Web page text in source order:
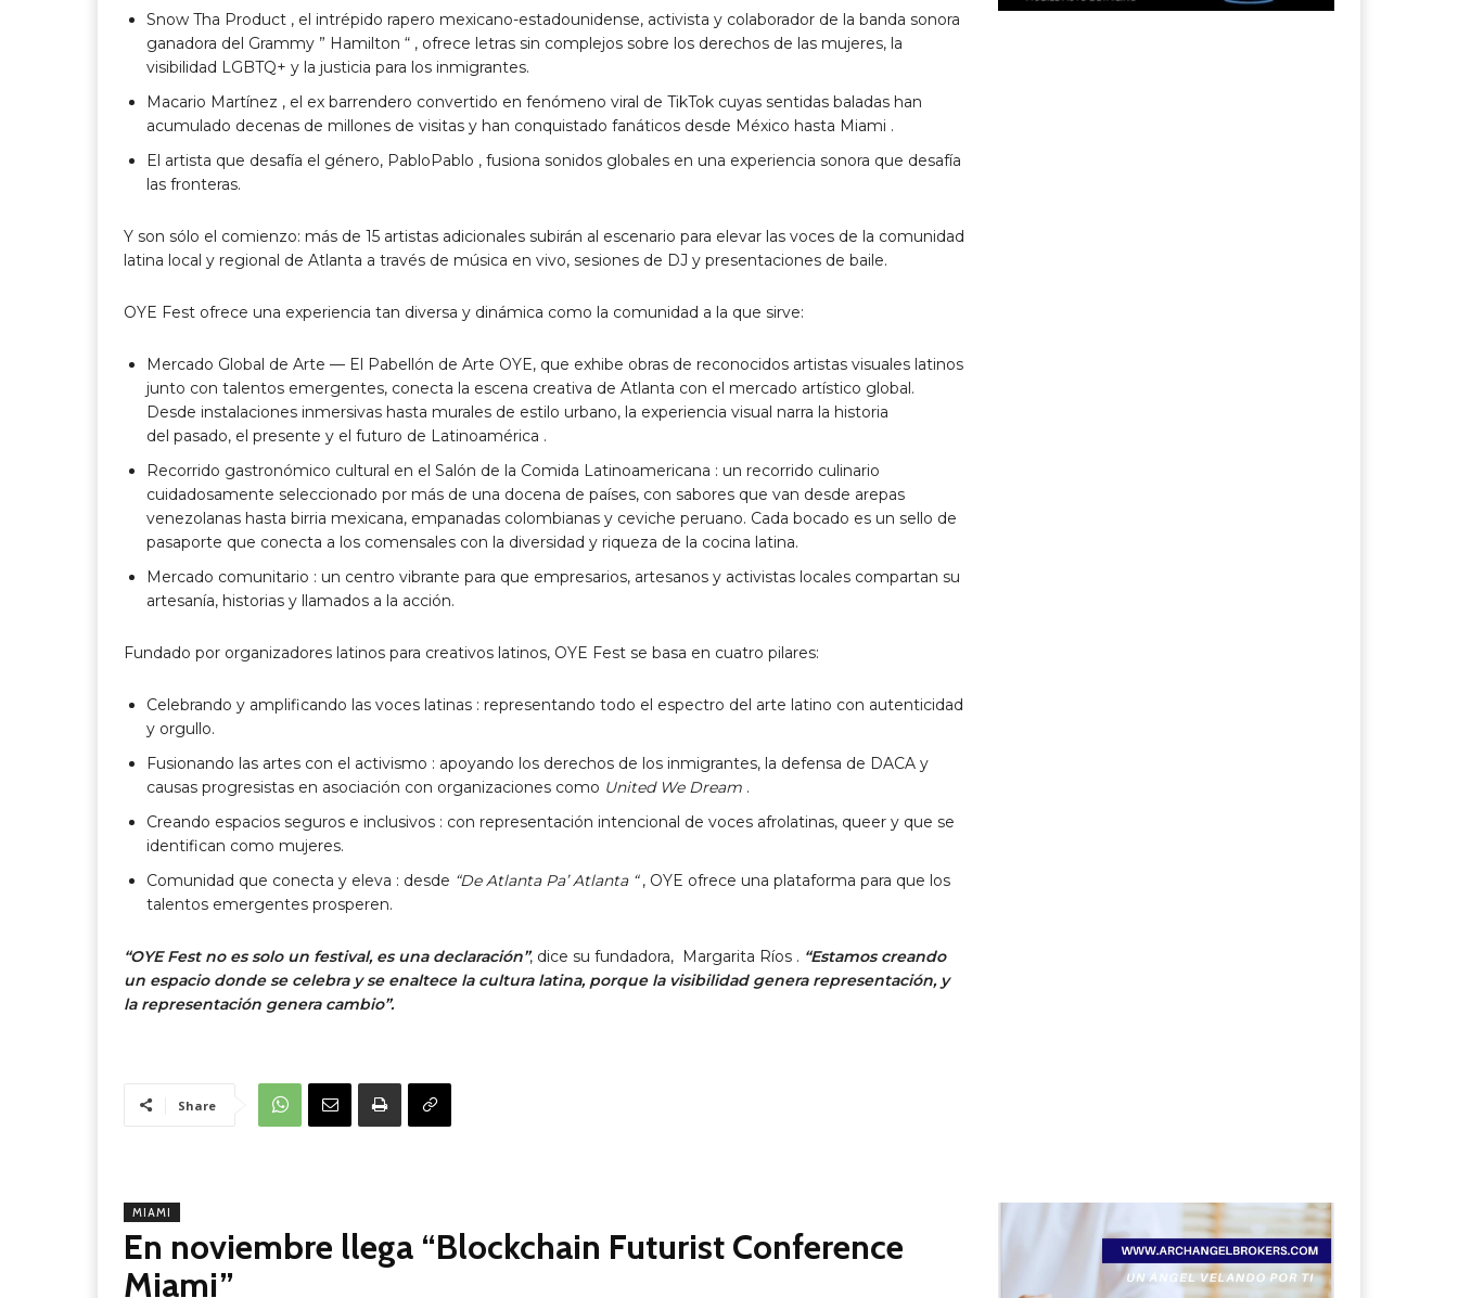
Snow Tha Product , el intrépido rapero mexicano-estadounidense, activista y colaborador de la banda sonora
ganadora del Grammy ” Hamilton “ , ofrece letras sin complejos sobre los derechos de las mujeres, la
visibilidad LGBTQ+ y la justicia para los inmigrantes.
Macario Martínez , el ex barrendero convertido en fenómeno viral de TikTok cuyas sentidas baladas han
acumulado decenas de millones de visitas y han conquistado fanáticos desde México hasta Miami .
El artista que desafía el género, PabloPablo , fusiona sonidos globales en una experiencia sonora que desafía
las fronteras.
Y son sólo el comienzo: más de 15 artistas adicionales subirán al escenario para elevar las voces de la comunidad
latina local y regional de Atlanta a través de música en vivo, sesiones de DJ y presentaciones de baile.
OYE Fest ofrece una experiencia tan diversa y dinámica como la comunidad a la que sirve:
Mercado Global de Arte — El Pabellón de Arte OYE, que exhibe obras de reconocidos artistas visuales latinos
junto con talentos emergentes, conecta la escena creativa de Atlanta con el mercado artístico global.
Desde instalaciones inmersivas hasta murales de estilo urbano, la experiencia visual narra la historia
del pasado, el presente y el futuro de Latinoamérica .
Recorrido gastronómico cultural en el Salón de la Comida Latinoamericana : un recorrido culinario
cuidadosamente seleccionado por más de una docena de países, con sabores que van desde arepas
venezolanas hasta birria mexicana, empanadas colombianas y ceviche peruano. Cada bocado es un sello de
pasaporte que conecta a los comensales con la diversidad y riqueza de la cocina latina.
Mercado comunitario : un centro vibrante para que empresarios, artesanos y activistas locales compartan su
artesanía, historias y llamados a la acción.
Fundado por organizadores latinos para creativos latinos, OYE Fest se basa en cuatro pilares:
Celebrando y amplificando las voces latinas : representando todo el espectro del arte latino con autenticidad
y orgullo.
Fusionando las artes con el activismo : apoyando los derechos de los inmigrantes, la defensa de DACA y
causas progresistas en asociación con organizaciones como United We Dream .
Creando espacios seguros e inclusivos : con representación intencional de voces afrolatinas, queer y que se
identifican como mujeres.
Comunidad que conecta y eleva : desde “De Atlanta Pa’Atlanta“, OYE ofrece una plataforma para que los
talentos emergentes prosperen.
“OYE Fest no es solo un festival, es una declaración”, dice su fundadora, Margarita Ríos . “Estamos creando
un espacio donde se celebra y se enaltece la cultura latina, porque la visibilidad genera representación, y
la representación genera cambio”.
Share